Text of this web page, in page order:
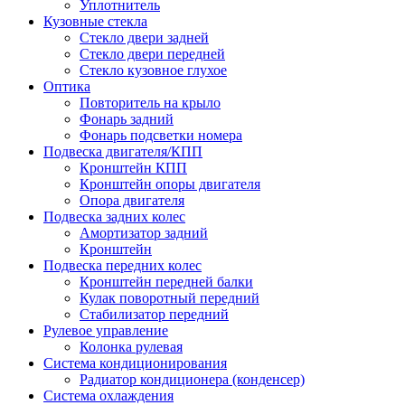
Уплотнитель
Кузовные стекла
Стекло двери задней
Стекло двери передней
Стекло кузовное глухое
Оптика
Повторитель на крыло
Фонарь задний
Фонарь подсветки номера
Подвеска двигателя/КПП
Кронштейн КПП
Кронштейн опоры двигателя
Опора двигателя
Подвеска задних колес
Амортизатор задний
Кронштейн
Подвеска передних колес
Кронштейн передней балки
Кулак поворотный передний
Стабилизатор передний
Рулевое управление
Колонка рулевая
Система кондиционирования
Радиатор кондиционера (конденсер)
Система охлаждения